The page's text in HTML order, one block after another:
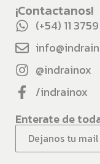
¡Contactanos!
(+54) 11
@indrainox
/indrainox
Enterate de